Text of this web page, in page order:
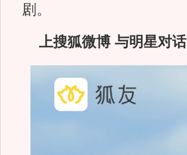
剧。
上搜狐微博 与明星对话